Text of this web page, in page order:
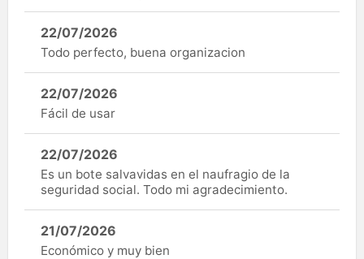
22/07/2026
Todo perfecto, buena organizacion
22/07/2026
Fácil de usar
22/07/2026
Es un bote salvavidas en el naufragio de la
seguridad social. Todo mi agradecimiento.
21/07/2026
Económico y muy bien